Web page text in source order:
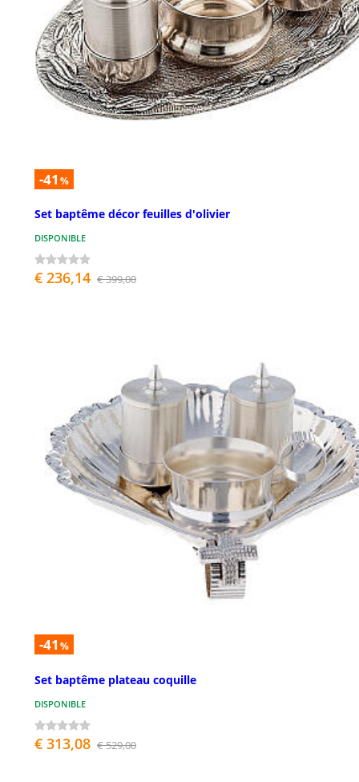
-41 %
Set baptême décor feuilles d'olivier
DISPONIBLE
€ 236,14 € 399,00
-41 %
Set baptême plateau coquille
DISPONIBLE
€ 313,08 € 529,00